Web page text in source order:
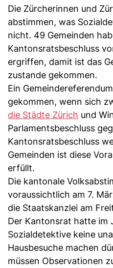
Die Zürcherinnen und
abstimmen, was
nicht. 49 Gemeinden
Kantonsratsbeschluss
ergriffen, damit ist das
zustande gekommen.
Ein
gekommen, wenn sich
die Städte Zürich und
Parlamentsbeschluss
Kantonsratsbeschluss
Gemeinden ist diese
erfüllt.
Die kantonale
voraussichtlich am 7.
die Staatskanzlei am
Der Kantonsrat hatte im
Sozialdetektive keine
Hausbesuche machen
müssen Observationen